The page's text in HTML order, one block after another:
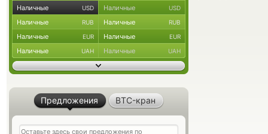
Наличные USD Наличные USD
Наличные RUB Наличные RUB
Наличные EUR Наличные EUR
Наличные UAH Наличные UAH
Предложения BTC-кран